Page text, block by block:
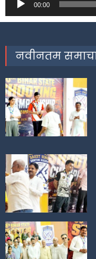
00:00
नवीनतम